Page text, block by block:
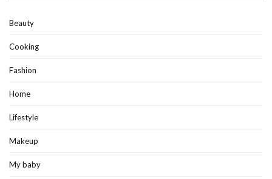
Beauty
Cooking
Fashion
Home
Lifestyle
Makeup
My baby